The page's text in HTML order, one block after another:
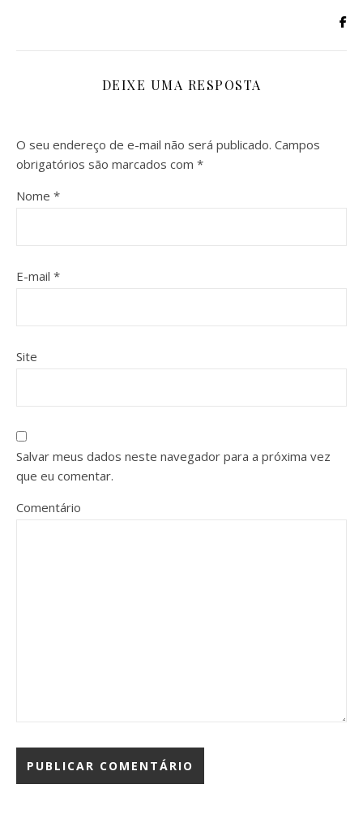
DEIXE UMA RESPOSTA
O seu endereço de e-mail não será publicado. Campos
obrigatórios são marcados com *
Nome *
E-mail *
Site
Salvar meus dados neste navegador para a próxima vez
que eu comentar.
Comentário